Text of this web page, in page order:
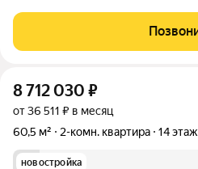
времени и предлагаем квартиры
отделкой. Заезжайте и живите! ЖК
8 712 030 ₽
от 36 511 ₽ в месяц
60,5 м²
2-комн. квартира 14 этаж
новостройка